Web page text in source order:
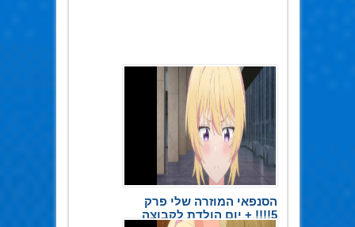
הסנפאי המוזרה שלי פרק
5!!!! + יום הולדת לקבוצה